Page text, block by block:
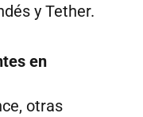
y Tether.
en
otras